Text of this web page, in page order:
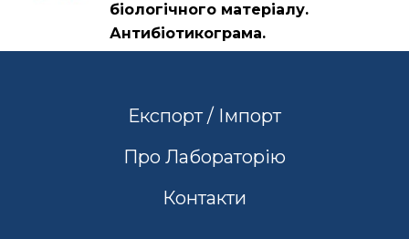
біологічного матеріалу.
Антибіотикограма.
Експорт / Імпорт
Про Лабораторію
Контакти